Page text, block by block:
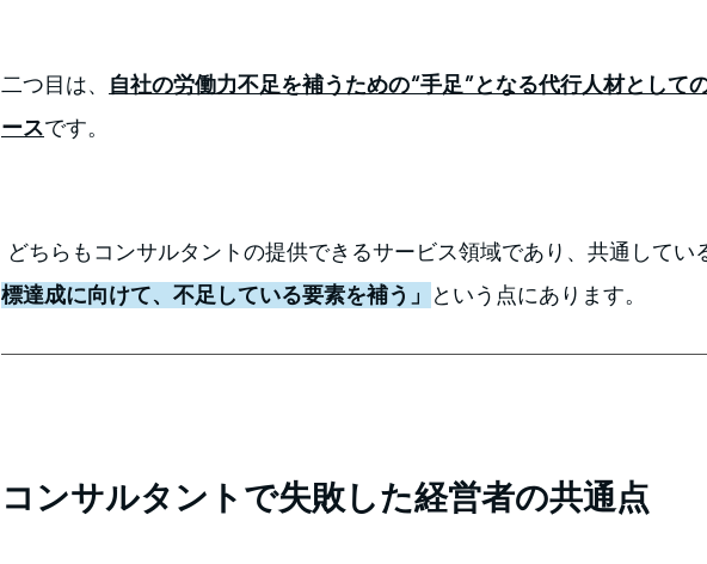
二つ目は、 自社の労働力不足を補うための“手足”となる代行人材として
ースです。
どちらもコンサルタントの提供できるサービス領域であり、共通してい
標達成に向けて、不足している要素を補う」 という点にあります。
コンサルタントで失敗した経営者の共通点